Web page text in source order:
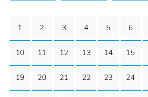
1 2 3 4 5 6
10 11 12 13 14 15
19 20 21 22 23 24